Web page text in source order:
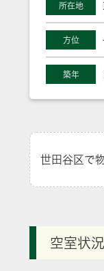
所在地
方位
築年
世田谷区で
空室状況